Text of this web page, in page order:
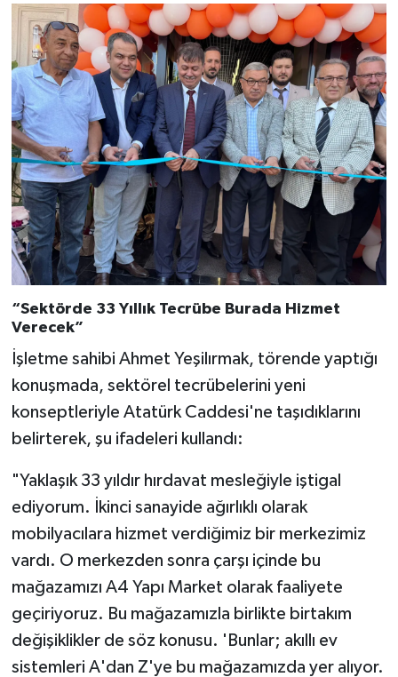
“Sektörde 33 Yıllık Tecrübe Burada Hizmet
Verecek”
İşletme sahibi Ahmet Yeşilırmak, törende yaptığı
konuşmada, sektörel tecrübelerini yeni
konseptleriyle Atatürk Caddesi'ne taşıdıklarını
belirterek, şu ifadeleri kullandı:
"Yaklaşık 33 yıldır hırdavat mesleğiyle iştigal
ediyorum. İkinci sanayide ağırlıklı olarak
mobilyacılara hizmet verdiğimiz bir merkezimiz
vardı. O merkezden sonra çarşı içinde bu
mağazamızı A4 Yapı Market olarak faaliyete
geçiriyoruz. Bu mağazamızla birlikte birtakım
değişiklikler de söz konusu. 'Bunlar; akıllı ev
sistemleri A'dan Z'ye bu mağazamızda yer alıyor.